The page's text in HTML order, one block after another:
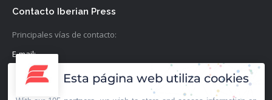
Contacto Iberian Press
Principales vías de contacto:
E-mail:
info@iberianpress.es
Esta página web utiliza cookies